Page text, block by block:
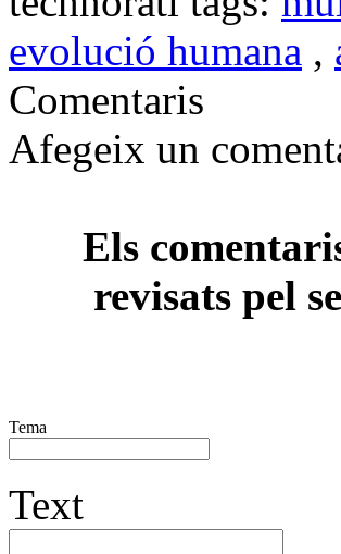
evolució humana ,
Comentaris
Afegeix un
Els
revisats pel
Tema
Text